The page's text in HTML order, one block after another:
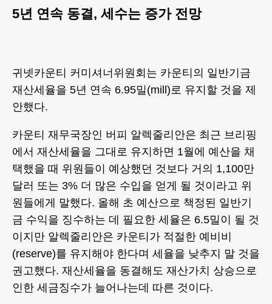
5년 연속 동결, 세수는 증가 전망
귀넷카운티 커미셔너위원회는 카운티의 일반기금
재산세율을 5년 연속 6.95밀(mill)로 유지할 것을 제
안했다.
카운티 재무국장인 버피 알렉줄리안은 최근 브리핑
에서 재산세율을 그대로 유지하면 1월에 예산을 채
택했을 때 위원들이 예상했던 것보다 거의 1,100만
달러 또는 3% 더 많은 수입을 얻게 될 것이라고 위
원들에게 말했다. 올해 초 예산으로 책정된 일반기
금 수익을 징수하는 데 필요한 세율은 6.5밀이 될 것
이지만 알렉줄리안은 카운티가 적절한 예비비
(reserve)를 유지해야 한다며 세율을 낮추지 말 것을
권고했다. 재산세율을 동결해도 재산가치 상승으로
인한 세금징수가 늘어나는데 따른 것이다.